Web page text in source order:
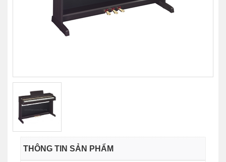
THÔNG TIN SẢN PHẨM